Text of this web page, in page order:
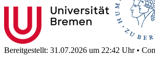
Bereitgestellt: 31.07.2026 um 22:42 Uhr •